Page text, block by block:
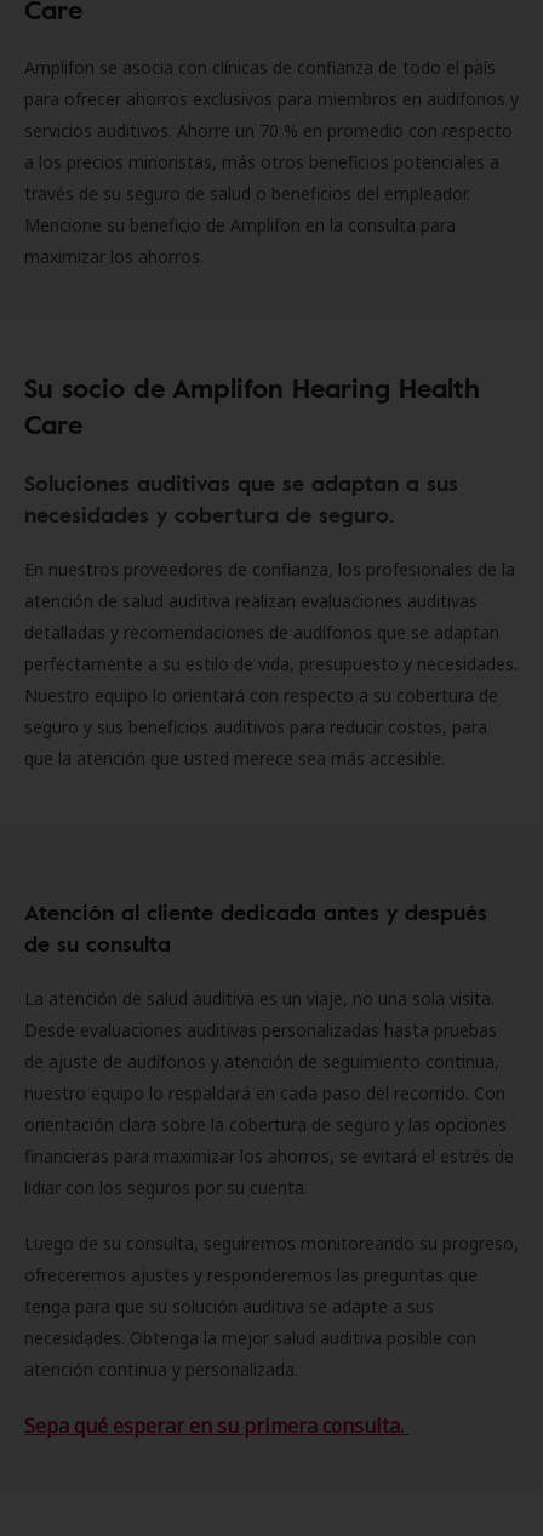
Care
Amplifon se asocia con clínicas de confianza de todo el país
para ofrecer ahorros exclusivos para miembros en audífonos y
servicios auditivos. Ahorre un 70 % en promedio con respecto
a los precios minoristas, más otros beneficios potenciales a
través de su seguro de salud o beneficios del empleador.
Mencione su beneficio de Amplifon en la consulta para
maximizar los ahorros.
Su socio de Amplifon Hearing Health
Care
Soluciones auditivas que se adaptan a sus
necesidades y cobertura de seguro.
En nuestros proveedores de confianza, los profesionales de la
atención de salud auditiva realizan evaluaciones auditivas
detalladas y recomendaciones de audífonos que se adaptan
perfectamente a su estilo de vida, presupuesto y necesidades.
Nuestro equipo lo orientará con respecto a su cobertura de
seguro y sus beneficios auditivos para reducir costos, para
que la atención que usted merece sea más accesible.
Atención al cliente dedicada antes y después
de su consulta
La atención de salud auditiva es un viaje, no una sola visita.
Desde evaluaciones auditivas personalizadas hasta pruebas
de ajuste de audífonos y atención de seguimiento continua,
nuestro equipo lo respaldará en cada paso del recorrido. Con
orientación clara sobre la cobertura de seguro y las opciones
financieras para maximizar los ahorros, se evitará el estrés de
lidiar con los seguros por su cuenta.
Luego de su consulta, seguiremos monitoreando su progreso,
ofreceremos ajustes y responderemos las preguntas que
tenga para que su solución auditiva se adapte a sus
necesidades. Obtenga la mejor salud auditiva posible con
atención continua y personalizada.
Sepa qué esperar en su primera consulta.